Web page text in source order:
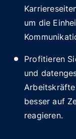
um die
Profitieren
und
besser auf
reagieren.